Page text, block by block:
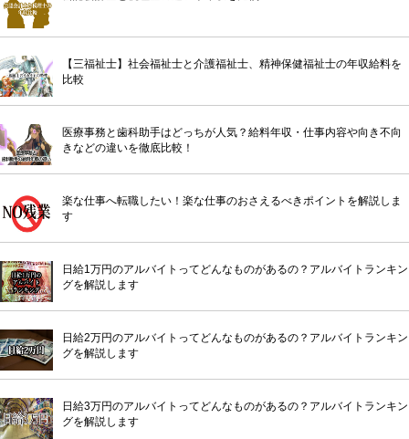
【三福祉士】社会福祉士と介護福祉士、精神保健福祉士の年収給料を
比較
医療事務と歯科助手はどっちが人気？給料年収・仕事内容や向き不向
きなどの違いを徹底比較！
楽な仕事へ転職したい！楽な仕事のおさえるべきポイントを解説しま
す
日給1万円のアルバイトってどんなものがあるの？アルバイトランキン
グを解説します
日給2万円のアルバイトってどんなものがあるの？アルバイトランキン
グを解説します
日給3万円のアルバイトってどんなものがあるの？アルバイトランキン
グを解説します